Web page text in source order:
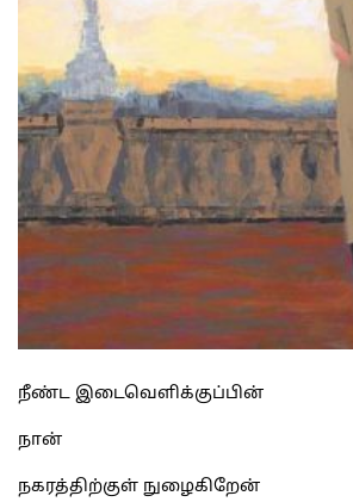
நீண்ட இடைவெளிக்குப்பின்
நான்
நகரத்திற்குள் நுழைகிறேன்